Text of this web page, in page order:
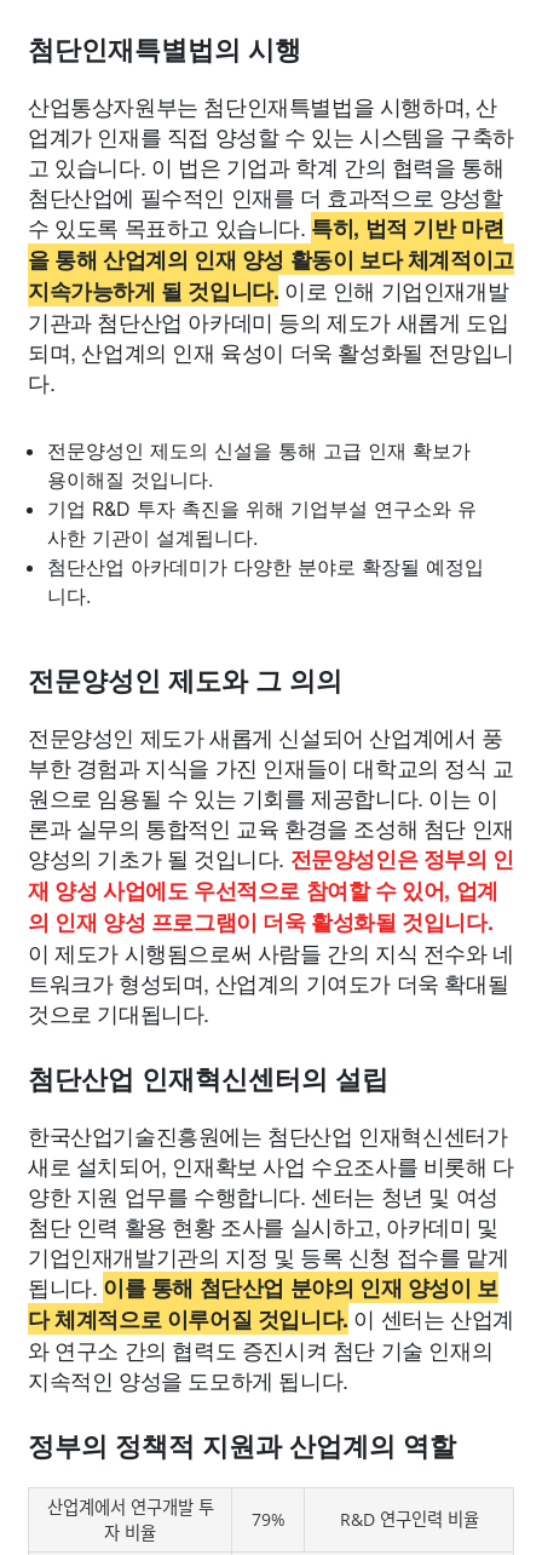
첨단인재특별법의 시행
산업통상자원부는 첨단인재특별법을 시행하며, 산
업계가 인재를 직접 양성할 수 있는 시스템을 구축하
고 있습니다. 이 법은 기업과 학계 간의 협력을 통해
첨단산업에 필수적인 인재를 더 효과적으로 양성할
수 있도록 목표하고 있습니다. 특히, 법적 기반 마련
을 통해 산업계의 인재 양성 활동이 보다 체계적이고
지속가능하게 될 것입니다. 이로 인해 기업인재개발
기관과 첨단산업 아카데미 등의 제도가 새롭게 도입
되며, 산업계의 인재 육성이 더욱 활성화될 전망입니
다.
전문양성인 제도의 신설을 통해 고급 인재 확보가
용이해질 것입니다.
기업 R&D 투자 촉진을 위해 기업부설 연구소와 유
사한 기관이 설계됩니다.
첨단산업 아카데미가 다양한 분야로 확장될 예정입
니다.
전문양성인 제도와 그 의의
전문양성인 제도가 새롭게 신설되어 산업계에서 풍
부한 경험과 지식을 가진 인재들이 대학교의 정식 교
원으로 임용될 수 있는 기회를 제공합니다. 이는 이
론과 실무의 통합적인 교육 환경을 조성해 첨단 인재
양성의 기초가 될 것입니다. 전문양성인은 정부의 인
재 양성 사업에도 우선적으로 참여할 수 있어, 업계
의 인재 양성 프로그램이 더욱 활성화될 것입니다.
이 제도가 시행됨으로써 사람들 간의 지식 전수와 네
트워크가 형성되며, 산업계의 기여도가 더욱 확대될
것으로 기대됩니다.
첨단산업 인재혁신센터의 설립
한국산업기술진흥원에는 첨단산업 인재혁신센터가
새로 설치되어, 인재확보 사업 수요조사를 비롯해 다
양한 지원 업무를 수행합니다. 센터는 청년 및 여성
첨단 인력 활용 현황 조사를 실시하고, 아카데미 및
기업인재개발기관의 지정 및 등록 신청 접수를 맡게
됩니다. 이를 통해 첨단산업 분야의 인재 양성이 보
다 체계적으로 이루어질 것입니다. 이 센터는 산업계
와 연구소 간의 협력도 증진시켜 첨단 기술 인재의
지속적인 양성을 도모하게 됩니다.
정부의 정책적 지원과 산업계의 역할
산업계에서 연구개발 투
자 비율
79% R&D 연구인력 비율